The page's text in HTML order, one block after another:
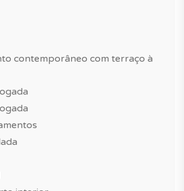
pontos que adicionam valor a este
de estilo contemporâneo, bem
igualmente proveito de uma
para passar bons momentos
bem-vindo, este imóvel é vendido
estacionamento. Conte também com
contemporâneo com terraço à